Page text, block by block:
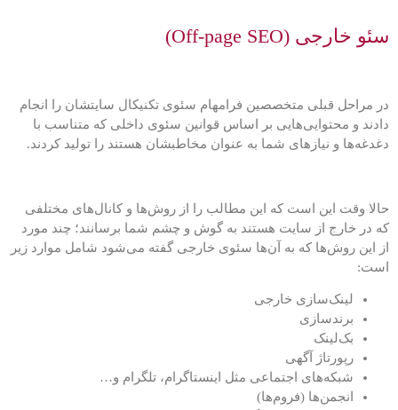
سئو خارجی (Off-page SEO)
در مراحل قبلی متخصصین فرامهام سئوی تکنیکال سایتشان را انجام
دادند و محتوایی‌هایی بر اساس قوانین سئوی داخلی که متناسب با
دغدغه‌ها و نیازهای شما به عنوان مخاطبشان هستند را تولید کردند.
حالا وقت این است که این مطالب را از روش‌ها و کانال‌های مختلفی
که در خارج از سایت هستند به گوش و چشم شما برسانند؛ چند مورد
از این روش‌ها که به آن‌ها سئوی خارجی گفته می‌شود شامل موارد زیر
است:
لینک‌سازی خارجی
برندسازی
بک‌لینک
رپورتاژ آگهی
شبکه‌های اجتماعی مثل اینستاگرام، تلگرام و…
انجمن‌ها (فروم‌ها)